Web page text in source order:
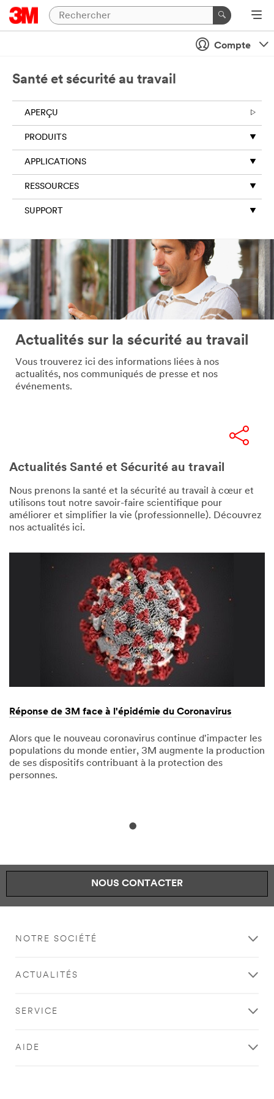
Compte
Santé et sécurité au travail
APERÇU
PRODUITS
APPLICATIONS
RESSOURCES
SUPPORT
Actualités sur la sécurité au travail
Vous trouverez ici des informations liées à nos
actualités, nos communiqués de presse et nos
événements.
Actualités Santé et Sécurité au travail
Nous prenons la santé et la sécurité au travail à cœur et
utilisons tout notre savoir-faire scientifique pour
améliorer et simplifier la vie (professionnelle). Découvrez
nos actualités ici.
Réponse de 3M face à l'épidémie du Coronavirus
Alors que le nouveau coronavirus continue d'impacter les
populations du monde entier, 3M augmente la production
de ses dispositifs contribuant à la protection des
personnes.
NOUS CONTACTER
NOTRE SOCIÉTÉ
ACTUALITÉS
SERVICE
AIDE